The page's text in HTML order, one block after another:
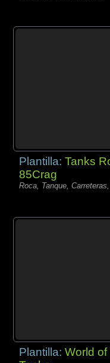
Plantilla:Tanks
85Crag
Roca, Tanque,
Plantilla:World of